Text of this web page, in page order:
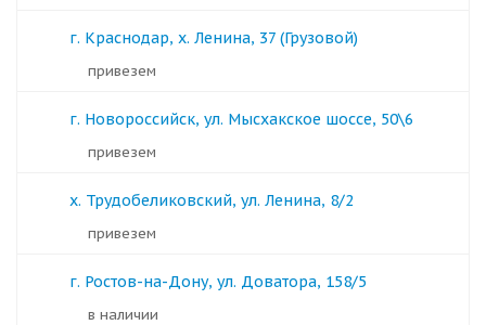
г. Краснодар, х. Ленина, 37 (Грузовой)
Привезем
г. Новороссийск, ул. Мысхакское шоссе, 50\6
Привезем
х. Трудобеликовский, ул. Ленина, 8/2
Привезем
г. Ростов-на-Дону, ул. Доватора, 158/5
в наличии